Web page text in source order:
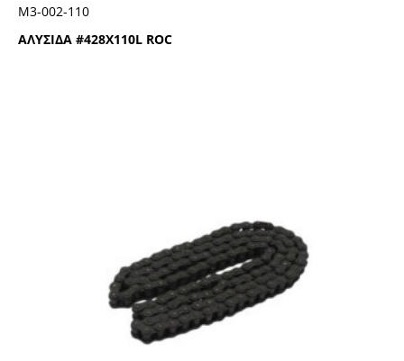
ΑΛΥΣΙΔΑ #428Χ110L ROC
Μ3-002-110